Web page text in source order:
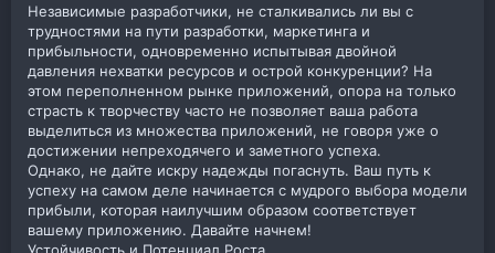
Независимые разработчики, не сталкивались ли вы с
трудностями на пути разработки, маркетинга и
прибыльности, одновременно испытывая двойной
давления нехватки ресурсов и острой конкуренции? На
этом переполненном рынке приложений, опора на только
страсть к творчеству часто не позволяет ваша работа
выделиться из множества приложений, не говоря уже о
достижении непреходячего и заметного успеха.
Однако, не дайте искру надежды погаснуть. Ваш путь к
успеху на самом деле начинается с мудрого выбора модели
прибыли, которая наилучшим образом соответствует
вашему приложению. Давайте начнем!
Устойчивость и Потенциал Роста